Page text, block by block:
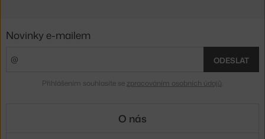
Novinky e-mailem
ODESLAT
Přihlášením souhlasíte se zpracováním osobních údajů
O nás